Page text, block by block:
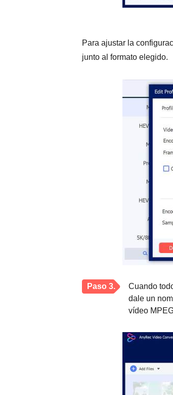
Para ajustar la
junto al formato elegido.
Paso 3.
Cuando
dale un
vídeo